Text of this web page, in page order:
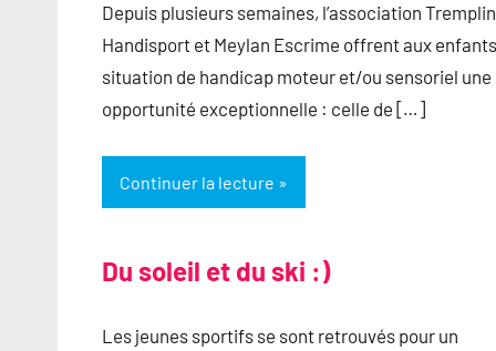
Depuis plusieurs semaines, l’association Tremplin
Handisport et Meylan Escrime offrent aux
situation de handicap moteur et/ou sensoriel une
opportunité exceptionnelle : celle de […]
Continuer la lecture
Du soleil et du ski :)
Les jeunes sportifs se sont retrouvés pour un